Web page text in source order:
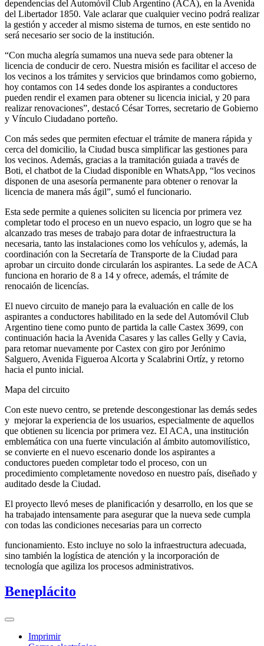
dependencias del Automóvil Club Argentino (ACA), en la Avenida
del Libertador 1850. Vale aclarar que cualquier vecino podrá realizar
la gestión y acceder al mismo sistema de turnos, en este sentido no
será necesario ser socio de la institución.
“Con mucha alegría sumamos una nueva sede para obtener la
licencia de conducir de cero. Nuestra misión es facilitar el acceso de
los vecinos a los trámites y servicios que brindamos como gobierno,
hoy contamos con 14 sedes donde los aspirantes a conductores
pueden rendir el examen para obtener su licencia inicial, y 20 para
realizar renovaciones”, destacó César Torres, secretario de Gobierno
y Vínculo Ciudadano porteño.
Con más sedes que permiten efectuar el trámite de manera rápida y
cerca del domicilio, la Ciudad busca simplificar las gestiones para
los vecinos. Además, gracias a la tramitación guiada a través de
Boti, el chatbot de la Ciudad disponible en WhatsApp, “los vecinos
disponen de una asesoría permanente para obtener o renovar la
licencia de manera más ágil”, sumó el funcionario.
Esta sede permite a quienes soliciten su licencia por primera vez
completar todo el proceso en un nuevo espacio, un logro que se ha
alcanzado tras meses de trabajo para dotar de infraestructura la
necesaria, tanto las instalaciones como los vehículos y, además, la
coordinación con la Secretaría de Transporte de la Ciudad para
aprobar un circuito donde circularán los aspirantes. La sede de ACA
funciona en horario de 8 a 14 y ofrece, además, el trámite de
renocaión de licencías.
El nuevo circuito de manejo para la evaluación en calle de los
aspirantes a conductores habilitado en la sede del Automóvil Club
Argentino tiene como punto de partida la calle Castex 3699, con
continuación hacia la Avenida Casares y las calles Gelly y Cavia,
para retomar nuevamente por Castex con giro por Jerónimo
Salguero, Avenida Figueroa Alcorta y Scalabrini Ortíz, y retorno
hacia el punto inicial.
Mapa del circuito
Con este nuevo centro, se pretende descongestionar las demás sedes
y mejorar la experiencia de los usuarios, especialmente de aquellos
que obtienen su licencia por primera vez. El ACA, una institución
emblemática con una fuerte vinculación al ámbito automovilístico,
se convierte en el nuevo escenario donde los aspirantes a
conductores pueden completar todo el proceso, con un
procedimiento completamente novedoso en nuestro país, diseñado y
auditado desde la Ciudad.
El proyecto llevó meses de planificación y desarrollo, en los que se
ha trabajado intensamente para asegurar que la nueva sede cumpla
con todas las condiciones necesarias para un correcto
funcionamiento. Esto incluye no solo la infraestructura adecuada,
sino también la logística de atención y la incorporación de
tecnología que agiliza los procesos administrativos.
Beneplácito
Imprimir